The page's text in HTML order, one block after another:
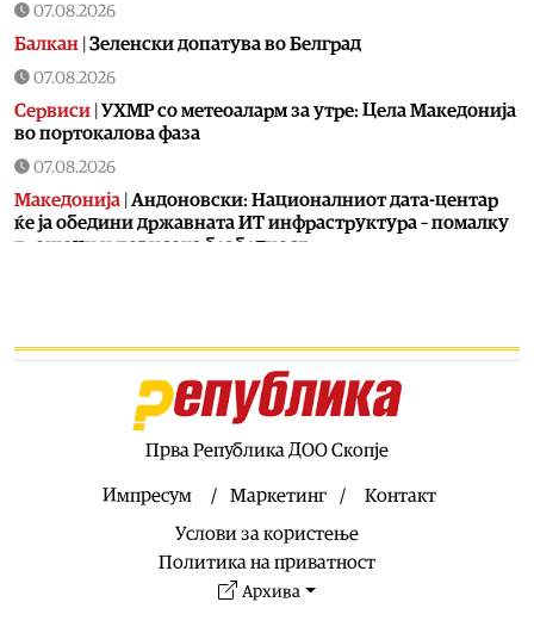
07.08.2026
Балкан Зеленски допатува во Белград
07.08.2026
Сервиси УХМР со метеоаларм за утре: Цела Македонија
во портокалова фаза
07.08.2026
Македонија Андоновски: Националниот дата-центар
ќе ја обедини државната ИТ инфраструктура – помалку
трошоци и повисока безбедност
Скокна минималниот износ за К-15 – Еве
колку пари ќе ни легнат на сметка годинава
Не ги игнорирајте овие знаци: Бојлерот може да
Лубеницата е здрава, но не претерувајте: Еве
кога може да предизвика здравствени проблеми
Прва Република ДОО Скопје
Импресум Маркетинг
Контакт
Услови за користење
Политика на приватност
Архива